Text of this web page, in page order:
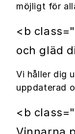
möjligt för
<b
och gläd
Vi håller dig
uppdaterad
<b